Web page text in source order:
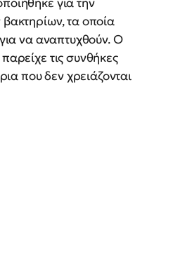
τα οποία
να αναπτυχθούν. Ο
τις συνθήκες
που δεν χρειάζονται